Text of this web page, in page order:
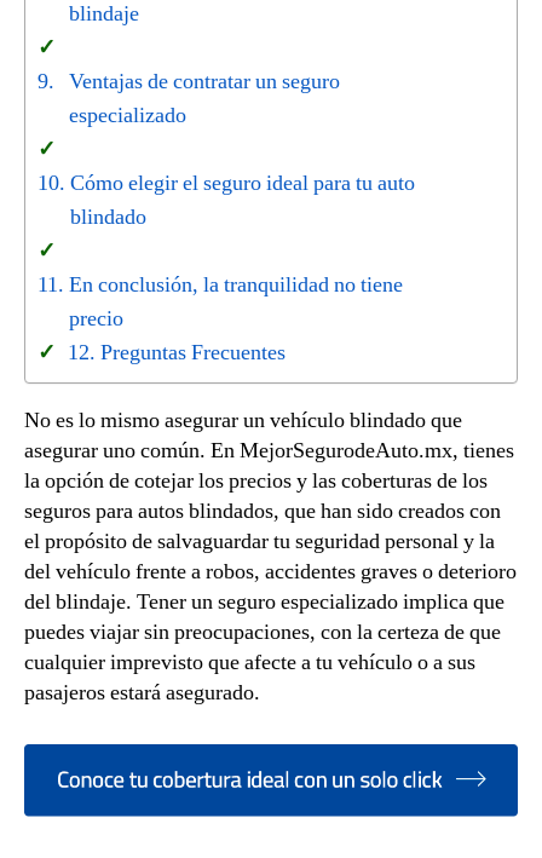
blindaje
Ventajas de contratar un seguro
especializado
Cómo elegir el seguro ideal para tu auto
blindado
En conclusión, la tranquilidad no tiene
precio
Preguntas Frecuentes
No es lo mismo asegurar un vehículo blindado que
asegurar uno común. En MejorSegurodeAuto.mx, tienes
la opción de cotejar los precios y las coberturas de los
seguros para autos blindados, que han sido creados con
el propósito de salvaguardar tu seguridad personal y la
del vehículo frente a robos, accidentes graves o deterioro
del blindaje. Tener un seguro especializado implica que
puedes viajar sin preocupaciones, con la certeza de que
cualquier imprevisto que afecte a tu vehículo o a sus
pasajeros estará asegurado.